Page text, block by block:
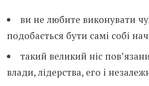
ви не любите виконувати
подобається бути самі собі
такий великий ніс
влади, лідерства, его і